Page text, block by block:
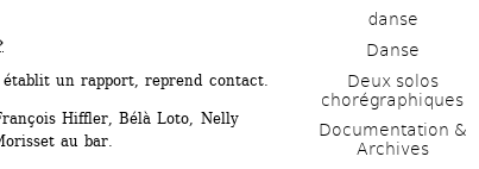
un rapport, reprend contact.
Hiffler, Bélà Loto, Nelly
au bar.
danse
Danse
Deux solos
chorégraphiques
Documentation &
Archives